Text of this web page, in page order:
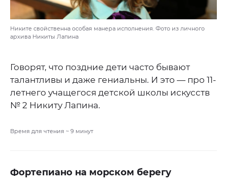
Никите свойственна особая манера исполнения. Фото из личного
архива Никиты Лапина
Говорят, что поздние дети часто бывают
талантливы и даже гениальны. И это — про 11-
летнего учащегося детской школы искусств
№ 2 Никиту Лапина.
Время для чтения ~ 9 минут
Фортепиано на морском берегу